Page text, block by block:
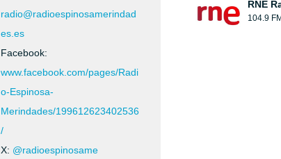
radio@radioespinosamerindad
es.es
Facebook:
www.facebook.com/pages/Radi
o-Espinosa-
Merindades/199612623402536
/
X: @radioespinosame
RNE
104.9 FM